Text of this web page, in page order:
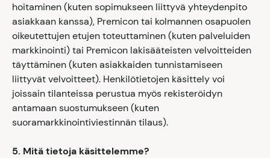
hoitaminen (kuten sopimukseen liittyvä yhteydenpito
asiakkaan kanssa), Premicon tai kolmannen osapuolen
oikeutettujen etujen toteuttaminen (kuten palveluiden
markkinointi) tai Premicon lakisääteisten velvoitteiden
täyttäminen (kuten asiakkaiden tunnistamiseen
liittyvät velvoitteet). Henkilötietojen käsittely voi
joissain tilanteissa perustua myös rekisteröidyn
antamaan suostumukseen (kuten
suoramarkkinointiviestinnän tilaus).
5. Mitä tietoja käsittelemme?